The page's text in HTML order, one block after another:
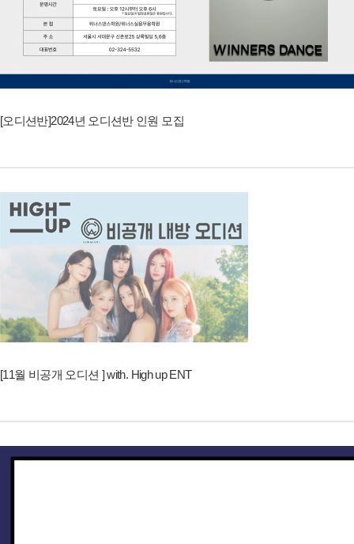
[오디션반]2024년 오디션반 인원 모집
[11월 비공개 오디션 ] with. High up ENT